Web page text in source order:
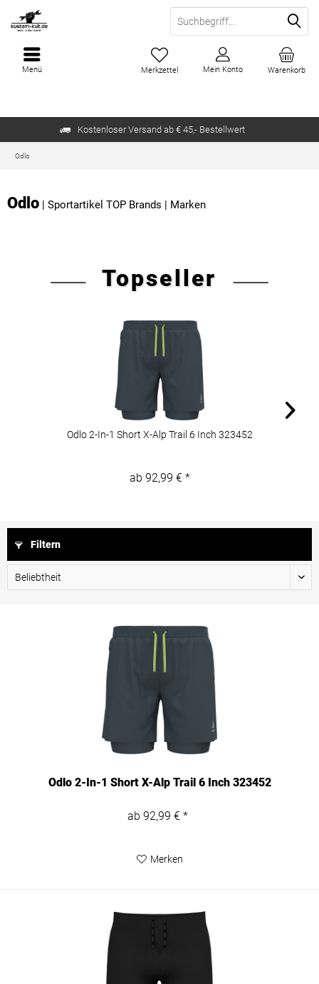
Kostenloser Versand ab € 45,- Bestellwert
Warenkorb
Merkzettel Mein Konto
Menü
Odlo
Odlo| Sportartikel TOP Brands | Marken
Topseller
Odlo 2-In-1 Short X-Alp Trail 6 Inch 323452
ab 92,99 € *
Filtern
Odlo 2-In-1 Short X-Alp Trail 6 Inch 323452
ab 92,99 € *
Merken